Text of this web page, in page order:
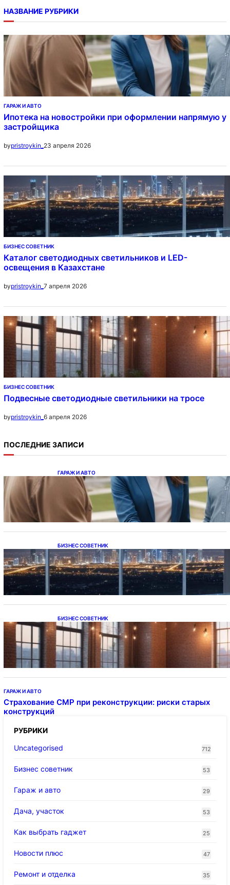
НАЗВАНИЕ РУБРИКИ
ГАРАЖ И АВТО
Ипотека на новостройки при оформлении напрямую у
застройщика
bypristroykin_ 23 апреля 2026
БИЗНЕС СОВЕТНИК
Каталог светодиодных светильников и LED-
освещения в Казахстане
bypristroykin_ 7 апреля 2026
БИЗНЕС СОВЕТНИК
Подвесные светодиодные светильники на тросе
bypristroykin_ 6 апреля 2026
ПОСЛЕДНИЕ ЗАПИСИ
ГАРАЖ И АВТО
Ипотека на новостройки при оформлении
напрямую у застройщика
БИЗНЕС СОВЕТНИК
Каталог светодиодных светильников и
LED-освещения в Казахстане
БИЗНЕС СОВЕТНИК
Подвесные светодиодные светильники на
тросе
ГАРАЖ И АВТО
Страхование СМР при реконструкции: риски старых
конструкций
РУБРИКИ
Uncategorised
712
Бизнес советник 53
Гараж и авто 29
Дача, участок 53
Как выбрать гаджет 25
Новости плюс 47
Ремонт и отделка 35